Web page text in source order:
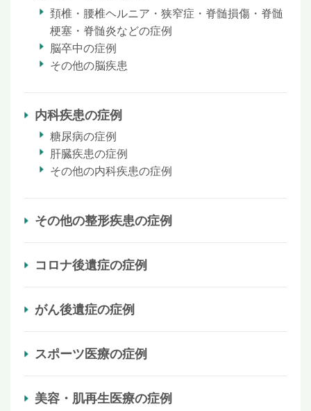
頚椎・腰椎ヘルニア・狭窄症・脊髄損傷・脊髄
梗塞・脊髄炎などの症例
脳卒中の症例
その他の脳疾患
内科疾患の症例
糖尿病の症例
肝臓疾患の症例
その他の内科疾患の症例
その他の整形疾患の症例
コロナ後遺症の症例
がん後遺症の症例
スポーツ医療の症例
美容・肌再生医療の症例